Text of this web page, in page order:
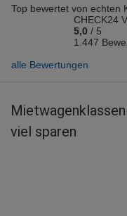
burak a.
abgegeben am
Abholort: Cagliari
Abholort: Olbia
Vermieter: Target
Top bewertet von echten
CHECK24
5,0 / 5
1.447
alle Bewertungen
viel sparen